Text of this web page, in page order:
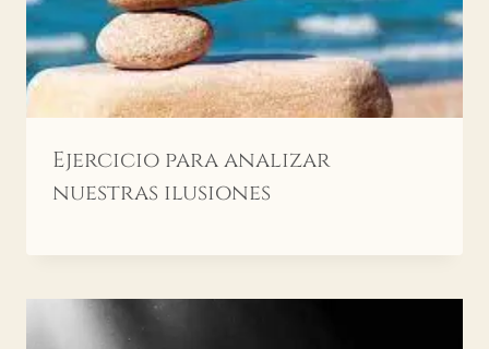
Ejercicio para analizar
nuestras ilusiones